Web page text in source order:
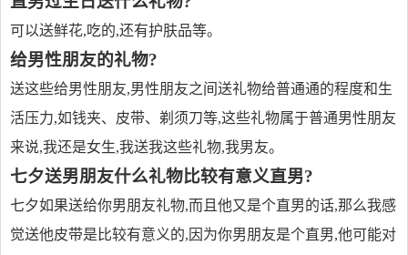
可以送鲜花,吃的,还有护肤品等。
给男性朋友的礼物?
送这些给男性朋友,男性朋友之间送礼物给普通通的程度和生
活压力,如钱夹、皮带、剃须刀等,这些礼物属于普通男性朋友
来说,我还是女生,我送我这些礼物,我男友。
七夕送男朋友什么礼物比较有意义直男?
七夕如果送给你男朋友礼物,而且他又是个直男的话,那么我感
觉送他皮带是比较有意义的,因为你男朋友是个直男,他可能对